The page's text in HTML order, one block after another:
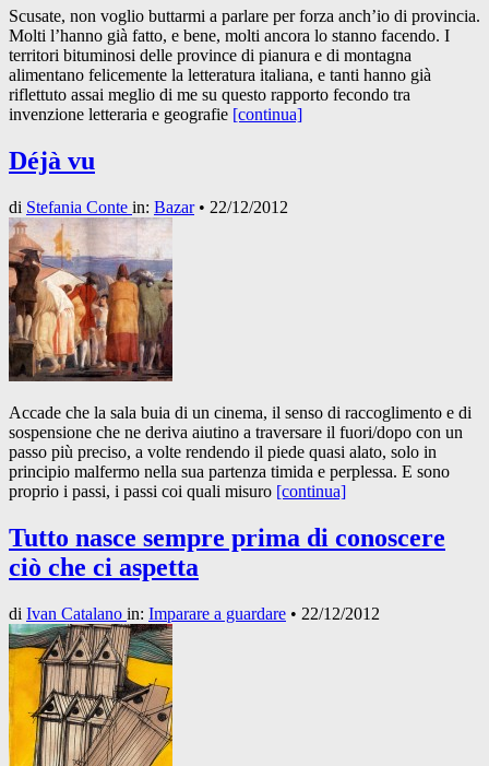
Scusate, non voglio buttarmi a parlare per forza anch’io di provincia.
Molti l’hanno già fatto, e bene, molti ancora lo stanno facendo. I
territori bituminosi delle province di pianura e di montagna
alimentano felicemente la letteratura italiana, e tanti hanno già
riflettuto assai meglio di me su questo rapporto fecondo tra
invenzione letteraria e geografie [continua]
Déjà vu
di Stefania Conte in: Bazar• 22/12/2012
Accade che la sala buia di un cinema, il senso di raccoglimento e di
sospensione che ne deriva aiutino a traversare il fuori/dopo con un
passo più preciso, a volte rendendo il piede quasi alato, solo in
principio malfermo nella sua partenza timida e perplessa. E sono
proprio i passi, i passi coi quali misuro [continua]
Tutto nasce sempre prima di conoscere
ciò che ci aspetta
di Ivan Catalano in: Imparare a guardare • 22/12/2012